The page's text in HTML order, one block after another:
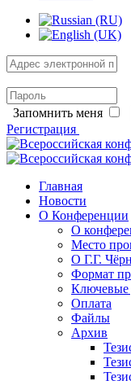
Запомнить меня
Регистрация
Главная
Новости
О Конференции
О
Место
О Г.Г.
Формат
Ключевые
Оплата
Файлы
Архив